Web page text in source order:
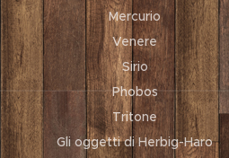
Mercurio
Venere
Sirio
Phobos
Tritone
Gli oggetti di Herbig-Haro